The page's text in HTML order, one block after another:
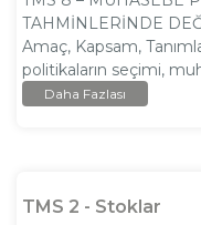
TAHMİNLERİNDE
Amaç, Kapsam,
politikaların seçimi,
Daha Fazlası
TMS 2 - Stoklar